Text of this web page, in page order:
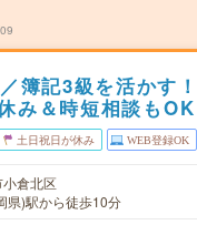
簿記3級を活かす
み＆時短相談もOK
土日祝日が休み WEB登録OK
倉北区
県)駅から徒歩10分